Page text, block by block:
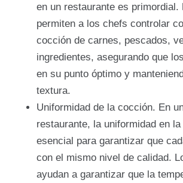
en un restaurante es primordial.
permiten a los chefs controlar
cocción de carnes, pescados,
ingredientes, asegurando que
en su punto óptimo y
textura.
Uniformidad de la cocción. En
restaurante, la uniformidad en
esencial para garantizar que
con el mismo nivel de calidad.
ayudan a garantizar que la